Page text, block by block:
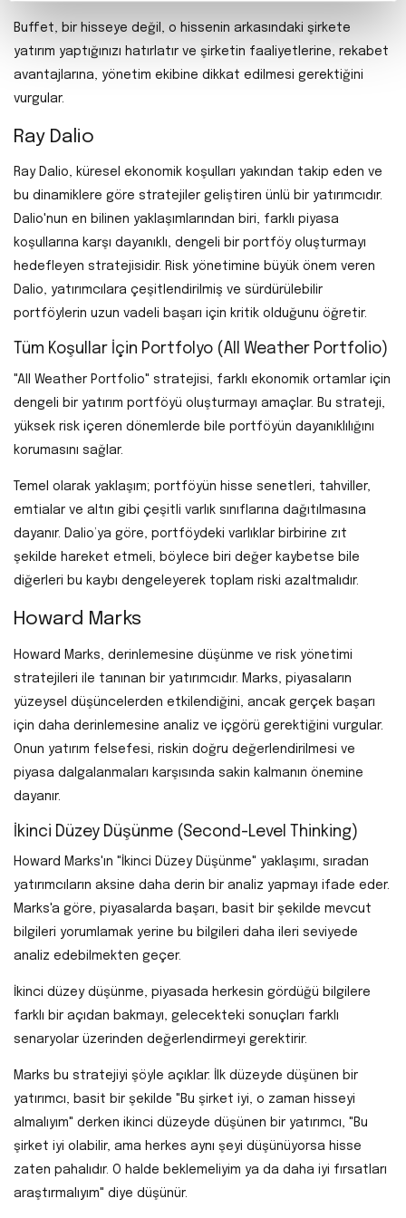
Buffet, bir hisseye değil, o hissenin arkasındaki şirkete
yatırım yaptığınızı hatırlatır ve şirketin faaliyetlerine, rekabet
avantajlarına, yönetim ekibine dikkat edilmesi gerektiğini
vurgular.
Ray Dalio
Ray Dalio, küresel ekonomik koşulları yakından takip eden ve
bu dinamiklere göre stratejiler geliştiren ünlü bir yatırımcıdır.
Dalio'nun en bilinen yaklaşımlarından biri, farklı piyasa
koşullarına karşı dayanıklı, dengeli bir portföy oluşturmayı
hedefleyen stratejisidir. Risk yönetimine büyük önem veren
Dalio, yatırımcılara çeşitlendirilmiş ve sürdürülebilir
portföylerin uzun vadeli başarı için kritik olduğunu öğretir.
Tüm Koşullar İçin Portfolyo (All Weather Portfolio)
"All Weather Portfolio" stratejisi, farklı ekonomik ortamlar için
dengeli bir yatırım portföyü oluşturmayı amaçlar. Bu strateji,
yüksek risk içeren dönemlerde bile portföyün dayanıklılığını
korumasını sağlar.
Temel olarak yaklaşım; portföyün hisse senetleri, tahviller,
emtialar ve altın gibi çeşitli varlık sınıflarına dağıtılmasına
dayanır. Dalio’ya göre, portföydeki varlıklar birbirine zıt
şekilde hareket etmeli, böylece biri değer kaybetse bile
diğerleri bu kaybı dengeleyerek toplam riski azaltmalıdır.
Howard Marks
Howard Marks, derinlemesine düşünme ve risk yönetimi
stratejileri ile tanınan bir yatırımcıdır. Marks, piyasaların
yüzeysel düşüncelerden etkilendiğini, ancak gerçek başarı
için daha derinlemesine analiz ve içgörü gerektiğini vurgular.
Onun yatırım felsefesi, riskin doğru değerlendirilmesi ve
piyasa dalgalanmaları karşısında sakin kalmanın önemine
dayanır.
İkinci Düzey Düşünme (Second-Level Thinking)
Howard Marks'ın "İkinci Düzey Düşünme" yaklaşımı, sıradan
yatırımcıların aksine daha derin bir analiz yapmayı ifade eder.
Marks'a göre, piyasalarda başarı, basit bir şekilde mevcut
bilgileri yorumlamak yerine bu bilgileri daha ileri seviyede
analiz edebilmekten geçer.
İkinci düzey düşünme, piyasada herkesin gördüğü bilgilere
farklı bir açıdan bakmayı, gelecekteki sonuçları farklı
senaryolar üzerinden değerlendirmeyi gerektirir.
Marks bu stratejiyi şöyle açıklar: İlk düzeyde düşünen bir
yatırımcı, basit bir şekilde "Bu şirket iyi, o zaman hisseyi
almalıyım" derken ikinci düzeyde düşünen bir yatırımcı, "Bu
şirket iyi olabilir, ama herkes aynı şeyi düşünüyorsa hisse
zaten pahalıdır. O halde beklemeliyim ya da daha iyi fırsatları
araştırmalıyım" diye düşünür.